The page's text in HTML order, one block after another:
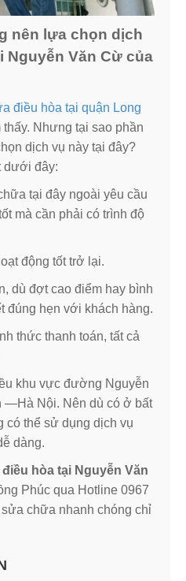
nên lựa chọn dịch
Nguyễn Văn Cừ của
điều hòa tại quận Long
Nhưng tại sao phần
dịch vụ này tại đây?
dưới đây:
tại đây ngoài yêu cầu
mà cần phải có trình độ
động tốt trở lại.
dù đợt cao điểm hay bình
đúng hẹn với khách hàng.
thức thanh toán, tất cả
khu vực đường Nguyễn
—Hà Nội. Nên dù có ở bất
có thể sử dụng dịch vụ
dàng.
hòa tại Nguyễn Văn
Phúc qua Hotline 0967
chữa nhanh chóng chỉ